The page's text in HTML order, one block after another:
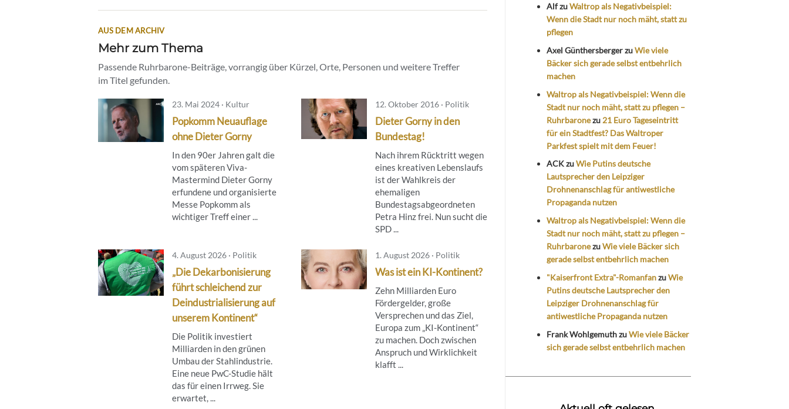
AUS DEM ARCHIV
Mehr zum Thema
Passende Ruhrbarone-Beiträge, vorrangig über Kürzel, Orte, Personen und weitere Treffer
im Titel gefunden.
23. Mai 2024 · Kultur
Popkomm Neuauflage
ohne Dieter Gorny
In den 90er Jahren galt die
vom späteren Viva-
Mastermind Dieter Gorny
erfundene und organisierte
Messe Popkomm als
wichtiger Treff einer ...
12. Oktober 2016 · Politik
Dieter Gorny in den
Bundestag!
Nach ihrem Rücktritt wegen
eines kreativen Lebenslaufs
ist der Wahlkreis der
ehemaligen
Bundestagsabgeordneten
Petra Hinz frei. Nun sucht die
SPD ...
4. August 2026 · Politik
„Die Dekarbonisierung
führt schleichend zur
Deindustrialisierung auf
unserem Kontinent“
Die Politik investiert
Milliarden in den grünen
Umbau der Stahlindustrie.
Eine neue PwC-Studie hält
das für einen Irrweg. Sie
erwartet, ...
1. August 2026 · Politik
Was ist ein KI-Kontinent?
Zehn Milliarden Euro
Fördergelder, große
Versprechen und das Ziel,
Europa zum „KI-Kontinent“
zu machen. Doch zwischen
Anspruch und Wirklichkeit
klafft ...
AlfzuWaltrop als Negativbeispiel:
Wenn die Stadt nur noch mäht, statt zu
pflegen
Axel GünthersbergerzuWie viele
Bäcker sich gerade selbst entbehrlich
machen
Waltrop als Negativbeispiel: Wenn die
Stadt nur noch mäht, statt zu pflegen –
Ruhrbaronezu 21 Euro Tageseintritt
für ein Stadtfest? Das Waltroper
Parkfest spielt mit dem Feuer!
ACKzuWie Putins deutsche
Lautsprecher den Leipziger
Drohnenanschlag für antiwestliche
Propaganda nutzen
Waltrop als Negativbeispiel: Wenn die
Stadt nur noch mäht, statt zu pflegen –
RuhrbaronezuWie viele Bäcker sich
gerade selbst entbehrlich machen
"Kaiserfront Extra"-RomanfanzuWie
Putins deutsche Lautsprecher den
Leipziger Drohnenanschlag für
antiwestliche Propaganda nutzen
Frank WohlgemuthzuWie viele Bäcker
sich gerade selbst entbehrlich machen